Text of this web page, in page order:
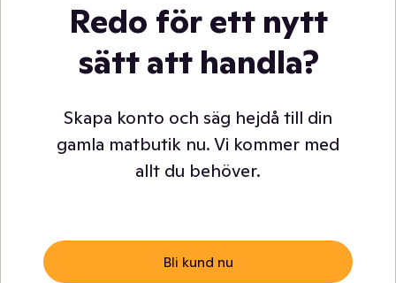
Redo för ett nytt
sätt att handla?
Skapa konto och säg hejdå till din
gamla matbutik nu. Vi kommer med
allt du behöver.
Bli kund nu